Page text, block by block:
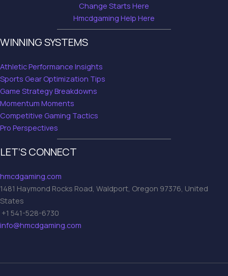
Change Starts Here
Hmcdgaming Help Here
WINNING SYSTEMS
Athletic Performance Insights
Sports Gear Optimization Tips
Game Strategy Breakdowns
Momentum Moments
Competitive Gaming Tactics
Pro Perspectives
LET’S CONNECT
hmcdgaming.com
1481 Haymond Rocks Road, Waldport, Oregon 97376, United
States
+1 541-528-6730
info@hmcdgaming.com